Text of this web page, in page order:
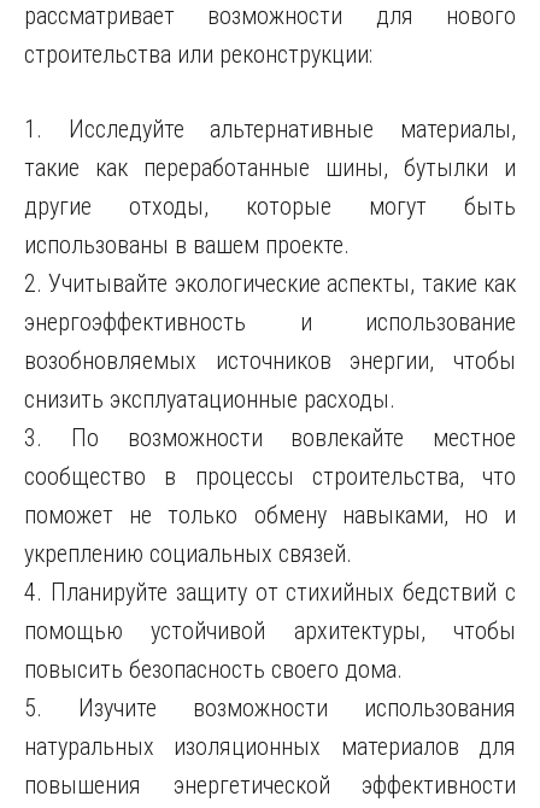
рассматривает возможности для нового
строительства или реконструкции:
1. Исследуйте альтернативные материалы,
такие как переработанные шины, бутылки и
другие отходы, которые могут быть
использованы в вашем проекте.
2. Учитывайте экологические аспекты, такие как
энергоэффективность и использование
возобновляемых источников энергии, чтобы
снизить эксплуатационные расходы.
3. По возможности вовлекайте местное
сообщество в процессы строительства, что
поможет не только обмену навыками, но и
укреплению социальных связей.
4. Планируйте защиту от стихийных бедствий с
помощью устойчивой архитектуры, чтобы
повысить безопасность своего дома.
5. Изучите возможности использования
натуральных изоляционных материалов для
повышения энергетической эффективности